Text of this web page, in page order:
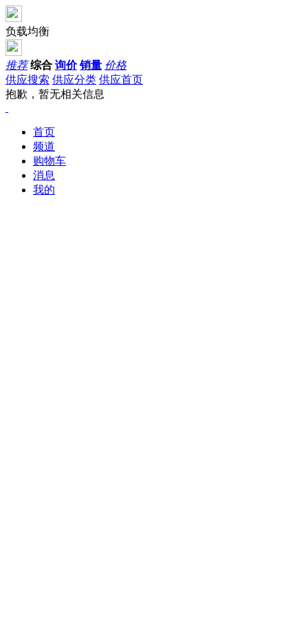
负载均衡
推荐 综合 询价 销量 价格
供应搜索 供应分类 供应首页
抱歉，暂无相关信息
首页
频道
购物车
消息
我的